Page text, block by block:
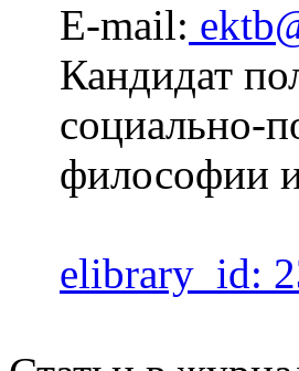
E-mail:
Кандидат
социально-
философии
elibrary_id: